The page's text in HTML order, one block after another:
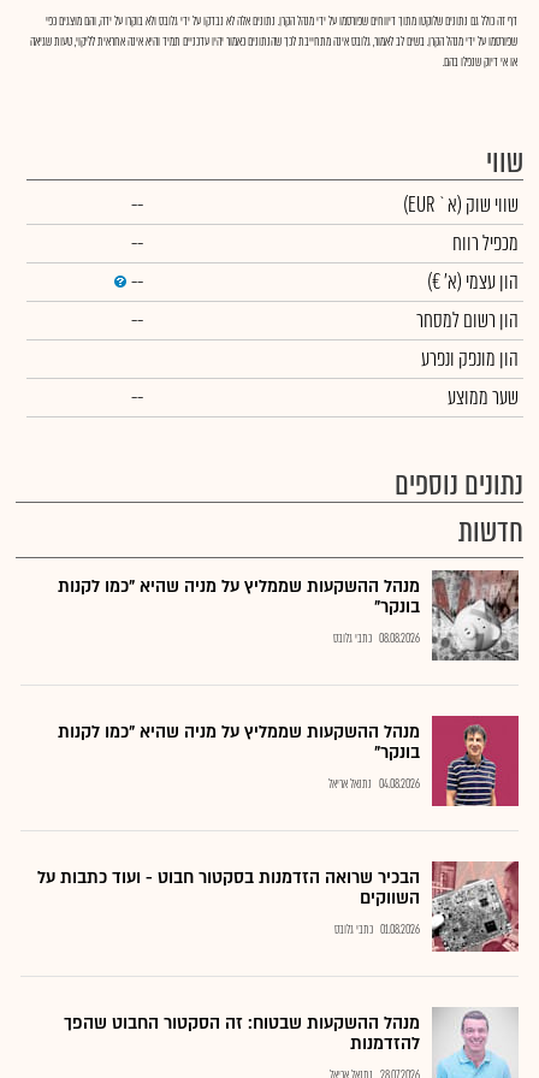
דף זה כולל גם נתונים שלוקטו מתוך דיווחים שפורסמו על ידי מנהל הקרן. נתונים אלה לא נבדקו על ידי גלובס ולא בוקרו על ידה, והם מוצגים כפי
שפורסמו על ידי מנהל הקרן. בשים לב לאמור, גלובס אינה מתחייבת לכך שהנתונים כאמור יהיו עדכניים תמיד והיא אינה אחראית לליקוי, טעות שגיאה
או אי דיוק שנפלו בהם.
שווי
שווי שוק (א` EUR)
--
מכפיל רווח
--
הון עצמי (א' €)
--
הון רשום למסחר
--
הון מונפק ונפרע
שער ממוצע
--
נתונים נוספים
חדשות
מנהל ההשקעות שממליץ על מניה שהיא "כמו לקנות
בונקר"
08.08.2026 כתבי גלובס
מנהל ההשקעות שממליץ על מניה שהיא "כמו לקנות
בונקר"
04.08.2026 נתנאל אריאל
הבכיר שרואה הזדמנות בסקטור חבוט - ועוד כתבות על
השווקים
01.08.2026 כתבי גלובס
מנהל ההשקעות שבטוח: זה הסקטור החבוט שהפך
להזדמנות